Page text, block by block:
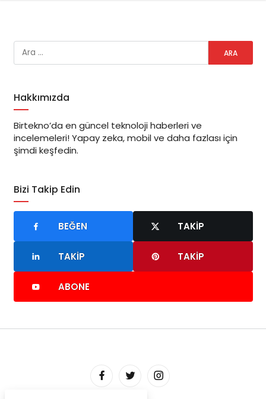
Hakkımızda
Birtekno’da en güncel teknoloji haberleri ve
incelemeleri! Yapay zeka, mobil ve daha fazlası için
şimdi keşfedin.
Bizi Takip Edin
BEĞEN TAKIP
TAKIP TAKIP
ABONE